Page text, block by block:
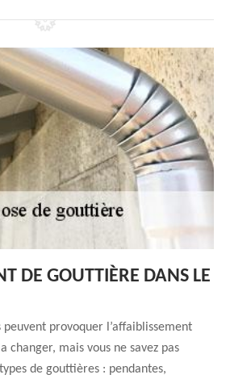
DE GOUTTIÈRE DANS LE
peuvent provoquer l’affaiblissement
changer, mais vous ne savez pas
de gouttières : pendantes,